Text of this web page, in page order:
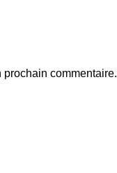
prochain commentaire.